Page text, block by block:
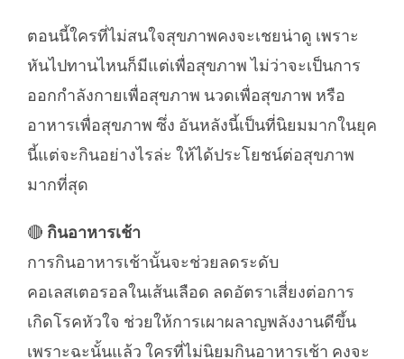
ตอนนี้ใครที่ไม่สนใจสุขภาพคงจะเชยน่าดู เพราะ
หันไปทานไหนก็มีแต่เพื่อสุขภาพ ไม่ว่าจะเป็นการ
ออกกำลังกายเพื่อสุขภาพ นวดเพื่อสุขภาพ หรือ
อาหารเพื่อสุขภาพ ซึ่ง อันหลังนี้เป็นที่นิยมมากในยุค
นี้แต่จะกินอย่างไรล่ะ ให้ได้ประโยชน์ต่อสุขภาพ
มากที่สุด
🔴 กินอาหารเช้า
การกินอาหารเช้านั้นจะช่วยลดระดับ
คอเลสเตอรอลในเส้นเลือด ลดอัตราเสี่ยงต่อการ
เกิดโรคหัวใจ ช่วยให้การเผาผลาญพลังงานดีขึ้น
เพราะฉะนั้นแล้ว ใครที่ไม่นิยมกินอาหารเช้า คงจะ